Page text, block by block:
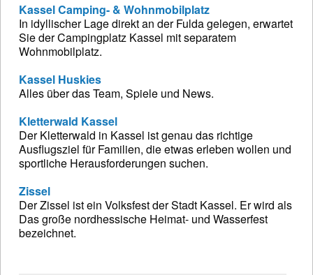
Kassel Camping- & Wohnmobilplatz
In idyllischer Lage direkt an der Fulda gelegen, erwartet
Sie der Campingplatz Kassel mit separatem
Wohnmobilplatz.
Kassel Huskies
Alles über das Team, Spiele und News.
Kletterwald Kassel
Der Kletterwald in Kassel ist genau das richtige
Ausflugsziel für Familien, die etwas erleben wollen und
sportliche Herausforderungen suchen.
Zissel
Der Zissel ist ein Volksfest der Stadt Kassel. Er wird als
Das große nordhessische Heimat- und Wasserfest
bezeichnet.